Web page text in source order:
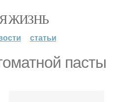
ЖИЗНЬ
статьи
пасты